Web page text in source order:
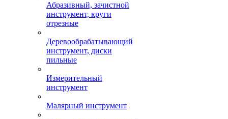
Абразивный, зачистной
инструмент, круги
отрезные
Деревообрабатывающий
инструмент, диски
пильные
Измерительный
инструмент
Малярный инструмент